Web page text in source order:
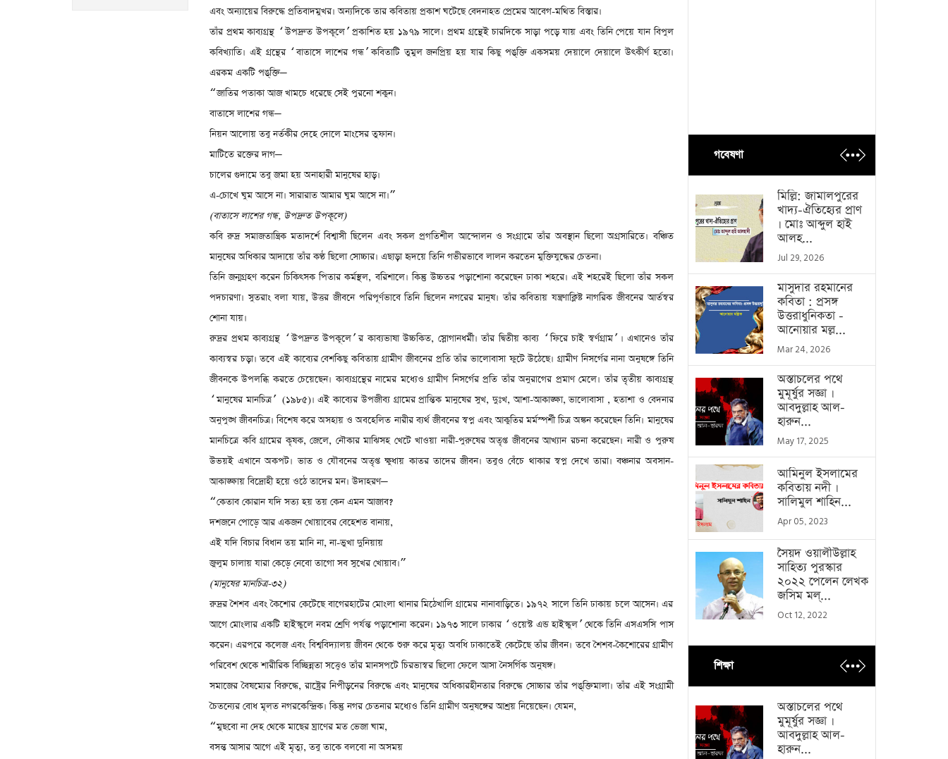
এবং অন্যায়ের বিরুদ্ধে প্রতিবাদমুখর। অন্যদিকে তার কবিতায় প্রকাশ ঘটেছে বেদনাহত প্রেমের আবেগ-মথিত বিস্তার।
তাঁর প্রথম কাব্যগ্রন্থ ‘উপদ্রুত উপকূলে’ প্রকাশিত হয় ১৯৭৯ সালে। প্রথম গ্রন্থেই চারদিকে সাড়া পড়ে যায় এবং তিনি পেয়ে যান বিপুল
কবিখ্যাতি। এই গ্রন্থের ‘বাতাসে লাশের গন্ধ’কবিতাটি তুমুল জনপ্রিয় হয় যার কিছু পঙ্‌ক্তি একসময় দেয়ালে দেয়ালে উৎকীর্ণ হতো।
এরকম একটি পঙ্‌ক্তি—
“জাতির পতাকা আজ খামচে ধরেছে সেই পুরনো শকুন।
বাতাসে লাশের গন্ধ—
নিয়ন আলোয় তবু নর্তকীর দেহে দোলে মাংসের তুফান।
মাটিতে রক্তের দাগ—
চালের গুদামে তবু জমা হয় অনাহারী মানুষের হাড়।
এ-চোখে ঘুম আসে না। সারারাত আমার ঘুম আসে না।”
(বাতাসে লাশের গন্ধ, উপদ্রুত উপকূলে)
কবি রুদ্র সমাজতান্ত্রিক মতাদর্শে বিশ্বাসী ছিলেন এবং সকল প্রগতিশীল আন্দোলন ও সংগ্রামে তাঁর অবস্থান ছিলো অগ্রসারিতে। বঞ্চিত
মানুষের অধিকার আদায়ে তাঁর কণ্ঠ ছিলো সোচ্চার। এছাড়া হৃদয়ে তিনি গভীরভাবে লালন করতেন মুক্তিযুদ্ধের চেতনা।
তিনি জন্মগ্রহণ করেন চিকিৎসক পিতার কর্মস্থল,বরিশালে। কিন্তু উচ্চতর পড়াশোনা করেছেন ঢাকা শহরে। এই শহরেই ছিলো তাঁর সকল
পদচারণা। সুতরাং বলা যায়,উত্তর জীবনে পরিপূর্ণভাবে তিনি ছিলেন নগরের মানুষ। তাঁর কবিতায় যন্ত্রণাক্লিষ্ট নাগরিক জীবনের আর্তস্বর
শোনা যায়।
রুদ্রর প্রথম কাব্যগ্রন্থ ‘উপদ্রুত উপকূলে’র কাব্যভাষা উচ্চকিত, স্লোগানধর্মী। তাঁর দ্বিতীয় কাব্য ‘ফিরে চাই স্বর্ণগ্রাম’ । এখানেও তাঁর
কাব্যস্বর চড়া। তবে এই কাব্যের বেশকিছু কবিতায় গ্রামীণ জীবনের প্রতি তাঁর ভালোবাসা ফুটে উঠেছে। গ্রামীণ নিসর্গের নানা অনুষঙ্গে তিনি
জীবনকে উপলব্ধি করতে চেয়েছেন। কাব্যগ্রন্থের নামের মধ্যেও গ্রামীণ নিসর্গের প্রতি তাঁর অনুরাগের প্রমাণ মেলে। তাঁর তৃতীয় কাব্যগ্রন্থ
‘মানুষের মানচিত্র’ (১৯৮৫)। এই কাব্যের উপজীব্য গ্রামের প্রান্তিক মানুষের সুখ, দুঃখ,আশা-আকাঙ্ক্ষা,ভালোবাসা ,হতাশা ও বেদনার
অনুপুঙ্খ জীবনচিত্র। বিশেষ করে অসহায় ও অবহেলিত নারীর ব্যর্থ জীবনের স্বপ্ন এবং আকুতির মর্মস্পর্শী চিত্র অঙ্কন করেছেন তিনি। মানুষের
মানচিত্রে কবি গ্রামের কৃষক, জেলে, নৌকার মাঝিসহ খেটে খাওয়া নারী-পুরুষের অতৃপ্ত জীবনের আখ্যান রচনা করেছেন। নারী ও পুরুষ
উভয়ই এখানে অকপট। ভাত ও যৌবনের অতৃপ্ত ক্ষুধায় কাতর তাদের জীবন। তবুও বেঁচে থাকার স্বপ্ন দেখে তারা। বঞ্চনার অবসান-
আকাঙ্ক্ষায় বিদ্রোহী হয়ে ওঠে তাদের মন। উদাহরণ—
“কেতাব কোরান যদি সত্য হয় তয় কেন এমন আজাব?
দশজনে পোড়ে আর একজন খোয়াবের বেহেশত বানায়,
এই যদি বিচার বিধান তয় মানি না,না-ভুখা দুনিয়ায়
জুলুম চালায় যারা কেড়ে নেবো তাগো সব সুখের খোয়াব।”
(মানুষের মানচিত্র-৩২)
রুদ্রর শৈশব এবং কৈশোর কেটেছে বাগেরহাটের মোংলা থানার মিঠেখালি গ্রামের নানাবাড়িতে। ১৯৭২ সালে তিনি ঢাকায় চলে আসেন। এর
আগে মোংলার একটি হাইস্কুলে নবম শ্রেণি পর্যন্ত পড়াশোনা করেন। ১৯৭৩ সালে ঢাকার ‘ওয়েস্ট এন্ড হাইস্কুল’ থেকে তিনি এসএসসি পাস
করেন। এরপরে কলেজ এবং বিশ্ববিদ্যালয় জীবন থেকে শুরু করে মৃত্যু অবধি ঢাকাতেই কেটেছে তাঁর জীবন। তবে শৈশব-কৈশোরের গ্রামীণ
পরিবেশ থেকে শারীরিক বিচ্ছিন্নতা সত্ত্বেও তাঁর মানসপটে চিরভাস্বর ছিলো ফেলে আসা নৈসর্গিক অনুষঙ্গ।
সমাজের বৈষম্যের বিরুদ্ধে,রাষ্ট্রের নিপীড়নের বিরুদ্ধে এবং মানুষের অধিকারহীনতার বিরুদ্ধে সোচ্চার তাঁর পঙ্‌ক্তিমালা। তাঁর এই সংগ্রামী
চৈতন্যের বোধ মূলত নগরকেন্দ্রিক। কিন্তু নগর চেতনার মধ্যেও তিনি গ্রামীণ অনুষঙ্গের আশ্রয় নিয়েছেন। যেমন,
“মুছবো না দেহ থেকে মাছের ঘ্রাণের মত ভেজা ঘাম,
বসন্ত আসার আগে এই মৃত্যু,তবু তাকে বলবো না অসময়
গবেষণা
মিল্লি: জামালপুরের
খাদ্য-ঐতিহ্যের প্রাণ
। মোঃ আব্দুল হাই
আলহ...
Jul 29, 2026
মাসুদার রহমানের
কবিতা : প্রসঙ্গ
উত্তরাধুনিকতা -
আনোয়ার মল্ল...
Mar 24, 2026
অস্তাচলের পথে
মুমূর্ষুর সজ্ঞা ।
আবদুল্লাহ আল-
হারুন...
May 17, 2025
আমিনুল ইসলামের
কবিতায় নদী ।
সালিমুল শাহিন...
Apr 05, 2023
সৈয়দ ওয়ালীউল্লাহ
সাহিত্য পুরস্কার
২০২২ পেলেন লেখক
জসিম মল্...
Oct 12, 2022
শিক্ষা
অস্তাচলের পথে
মুমূর্ষুর সজ্ঞা ।
আবদুল্লাহ আল-
হারুন...